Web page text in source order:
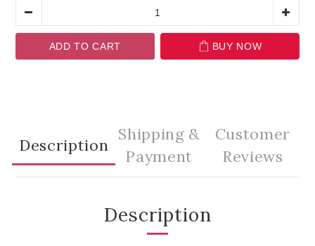
ADD TO CART BUY NOW
Description
Shipping &
Payment
Customer
Reviews
Description